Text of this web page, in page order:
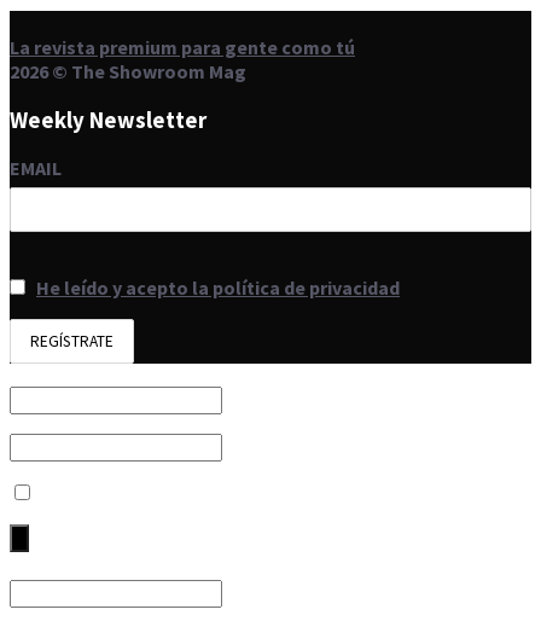
La revista premium para gente como tú
2026 © The Showroom Mag
Weekly Newsletter
EMAIL
He leído y acepto la política de privacidad